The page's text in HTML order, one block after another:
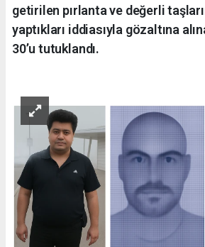
getirilen pırlanta ve değerli
yaptıkları iddiasıyla gözaltına
30’u tutuklandı.